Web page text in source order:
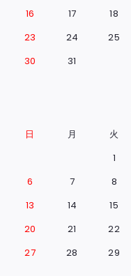
16
17 18
23
24 25
30
31
日 月 火
1
6
7 8
13
14 15
20
21 22
27
28 29